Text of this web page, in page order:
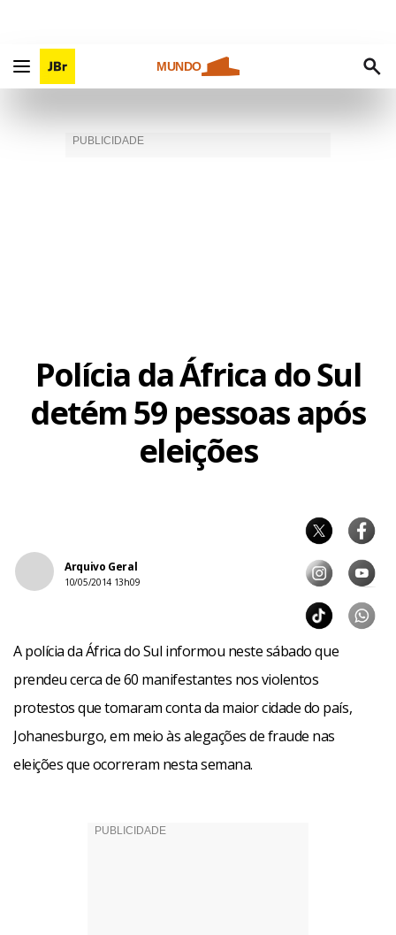
MUNDO
Polícia da África do Sul
detém 59 pessoas após
eleições
Arquivo Geral
10/05/2014 13h09
A polícia da África do Sul informou neste sábado que
prendeu cerca de 60 manifestantes nos violentos
protestos que tomaram conta da maior cidade do país,
Johanesburgo, em meio às alegações de fraude nas
eleições que ocorreram nesta semana.